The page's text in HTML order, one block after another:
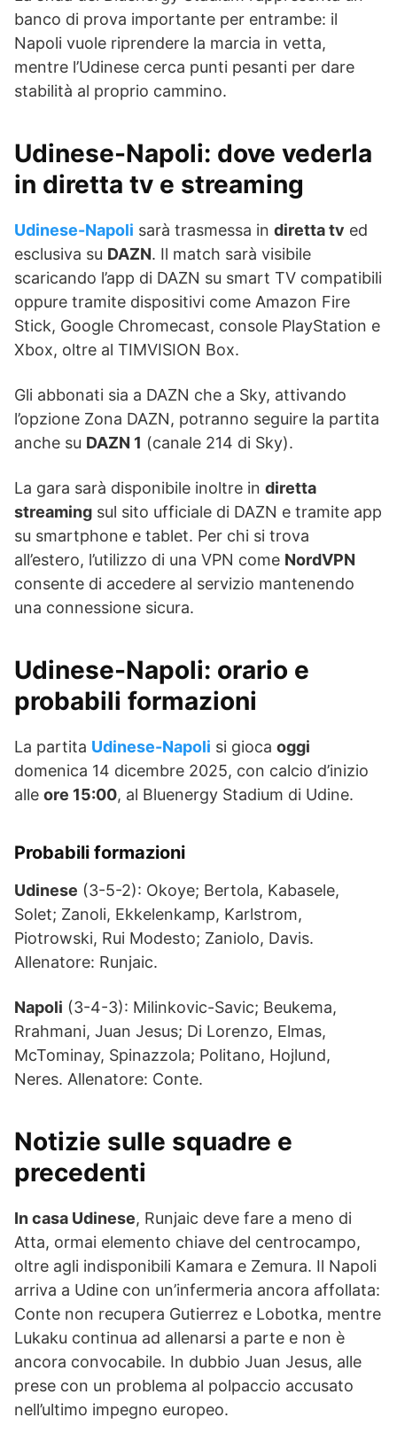
banco di prova importante per entrambe: il
Napoli vuole riprendere la marcia in vetta,
mentre l’Udinese cerca punti pesanti per dare
stabilità al proprio cammino.
Udinese-Napoli: dove vederla
in diretta tv e streaming
Udinese-Napoli sarà trasmessa in diretta tv ed
esclusiva su DAZN. Il match sarà visibile
scaricando l’app di DAZN su smart TV compatibili
oppure tramite dispositivi come Amazon Fire
Stick, Google Chromecast, console PlayStation e
Xbox, oltre al TIMVISION Box.
Gli abbonati sia a DAZN che a Sky, attivando
l’opzione Zona DAZN, potranno seguire la partita
anche su DAZN 1 (canale 214 di Sky).
La gara sarà disponibile inoltre in diretta
streaming sul sito ufficiale di DAZN e tramite app
su smartphone e tablet. Per chi si trova
all’estero, l’utilizzo di una VPN come NordVPN
consente di accedere al servizio mantenendo
una connessione sicura.
Udinese-Napoli: orario e
probabili formazioni
La partita Udinese-Napoli si gioca oggi
domenica 14 dicembre 2025, con calcio d’inizio
alle ore 15:00, al Bluenergy Stadium di Udine.
Probabili formazioni
Udinese (3-5-2): Okoye; Bertola, Kabasele,
Solet; Zanoli, Ekkelenkamp, Karlstrom,
Piotrowski, Rui Modesto; Zaniolo, Davis.
Allenatore: Runjaic.
Napoli (3-4-3): Milinkovic-Savic; Beukema,
Rrahmani, Juan Jesus; Di Lorenzo, Elmas,
McTominay, Spinazzola; Politano, Hojlund,
Neres. Allenatore: Conte.
Notizie sulle squadre e
precedenti
In casa Udinese, Runjaic deve fare a meno di
Atta, ormai elemento chiave del centrocampo,
oltre agli indisponibili Kamara e Zemura. Il Napoli
arriva a Udine con un’infermeria ancora affollata:
Conte non recupera Gutierrez e Lobotka, mentre
Lukaku continua ad allenarsi a parte e non è
ancora convocabile. In dubbio Juan Jesus, alle
prese con un problema al polpaccio accusato
nell’ultimo impegno europeo.